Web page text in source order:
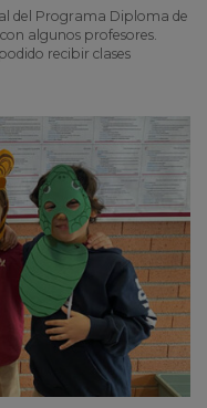
del Programa Diploma de
algunos profesores.
recibir clases